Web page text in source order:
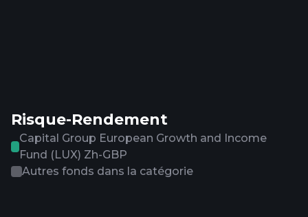
Risque-Rendement
Capital Group European Growth and Income
Fund (LUX) Zh-GBP
Autres fonds dans la catégorie